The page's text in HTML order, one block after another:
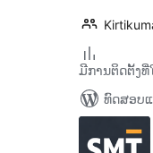
ມີການຕິດຕັ້ງ
ທົດສອບ